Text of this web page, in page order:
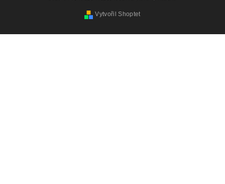
Vytvořil Shoptet